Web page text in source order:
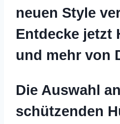
neuen Style
Entdecke jetzt
und mehr von
Die Auswahl an
schützenden